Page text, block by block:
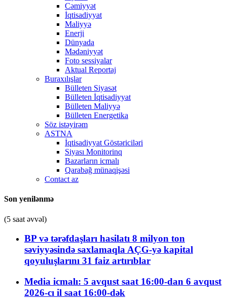
Cəmiyyət
İqtisadiyyat
Maliyyə
Enerji
Dünyada
Mədəniyyət
Foto sessiyalar
Aktual Reportaj
Buraxılışlar
Bülleten Siyasət
Bülleten İqtisadiyyat
Bülleten Maliyyə
Bülleten Energetika
Söz istəyirəm
ASTNA
İqtisadiyyat Göstəriciləri
Siyası Monitorinq
Bazarların icmalı
Qarabağ münaqişəsi
Contact az
Son yenilənmə
(5 saat əvvəl)
BP və tərəfdaşları hasilatı 8 milyon ton
səviyyəsində saxlamaqla AÇG-yə kapital
qoyuluşlarını 31 faiz artırıblar
Media icmalı: 5 avqust saat 16:00-dan 6 avqust
2026-cı il saat 16:00-dək